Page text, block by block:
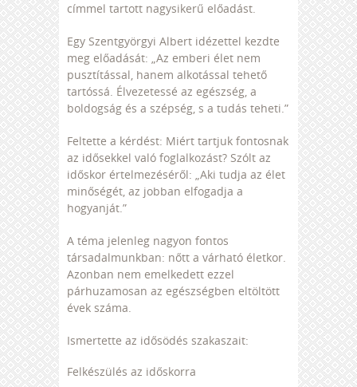
címmel tartott nagysikerű előadást.
Egy Szentgyörgyi Albert idézettel kezdte
meg előadását: „Az emberi élet nem
pusztítással, hanem alkotással tehető
tartóssá. Élvezetessé az egészség, a
boldogság és a szépség, s a tudás teheti.”
Feltette a kérdést: Miért tartjuk fontosnak
az idősekkel való foglalkozást? Szólt az
időskor értelmezéséről: „Aki tudja az élet
minőségét, az jobban elfogadja a
hogyanját.”
A téma jelenleg nagyon fontos
társadalmunkban: nőtt a várható életkor.
Azonban nem emelkedett ezzel
párhuzamosan az egészségben eltöltött
évek száma.
Ismertette az idősödés szakaszait:
Felkészülés az időskorra